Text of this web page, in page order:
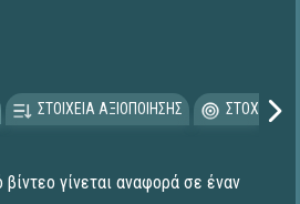
ΣΤΟΙΧΕΙΑ ΑΞΙΟΠΟΙΗΣΗΣ
γίνεται αναφορά σε έναν